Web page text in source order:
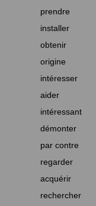
prendre
installer
obtenir
origine
intéresser
aider
intéressant
démonter
par contre
regarder
acquérir
rechercher